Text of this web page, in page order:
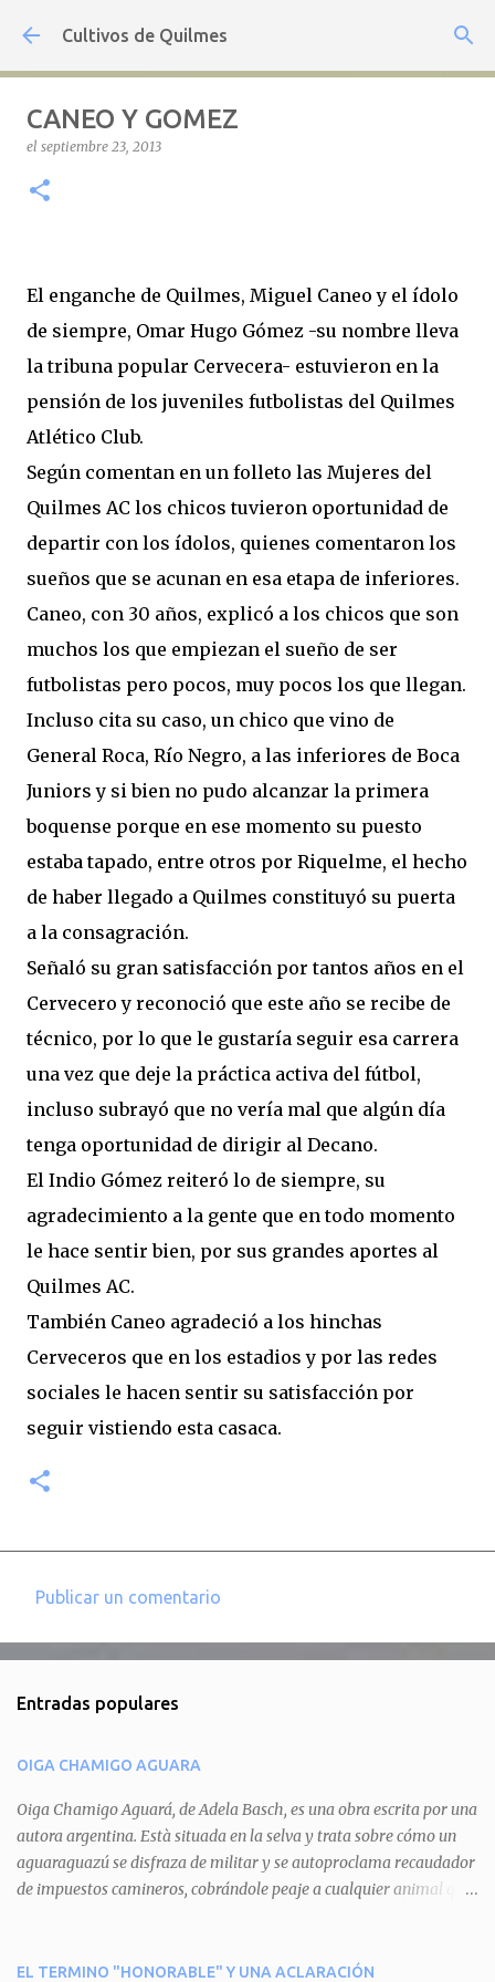
Ir al contenido principal
Cultivos de Quilmes
CANEO Y GOMEZ
el septiembre 23, 2013
El enganche de Quilmes, Miguel Caneo y el ídolo
de siempre, Omar Hugo Gómez -su nombre lleva
la tribuna popular Cervecera- estuvieron en la
pensión de los juveniles futbolistas del Quilmes
Atlético Club.
Según comentan en un folleto las Mujeres del
Quilmes AC los chicos tuvieron oportunidad de
departir con los ídolos, quienes comentaron los
sueños que se acunan en esa etapa de inferiores.
Caneo, con 30 años, explicó a los chicos que son
muchos los que empiezan el sueño de ser
futbolistas pero pocos, muy pocos los que llegan.
Incluso cita su caso, un chico que vino de
General Roca, Río Negro, a las inferiores de Boca
Juniors y si bien no pudo alcanzar la primera
boquense porque en ese momento su puesto
estaba tapado, entre otros por Riquelme, el hecho
de haber llegado a Quilmes constituyó su puerta
a la consagración.
Señaló su gran satisfacción por tantos años en el
Cervecero y reconoció que este año se recibe de
técnico, por lo que le gustaría seguir esa carrera
una vez que deje la práctica activa del fútbol,
incluso subrayó que no vería mal que algún día
tenga oportunidad de dirigir al Decano.
El Indio Gómez reiteró lo de siempre, su
agradecimiento a la gente que en todo momento
le hace sentir bien, por sus grandes aportes al
Quilmes AC.
También Caneo agradeció a los hinchas
Cerveceros que en los estadios y por las redes
sociales le hacen sentir su satisfacción por
seguir vistiendo esta casaca.
e
t
a
r
i
o
Publicar un comentario
Entradas populares
OIGA CHAMIGO AGUARA
Oiga Chamigo Aguará, de Adela Basch, es una obra escrita por una
autora argentina. Està situada en la selva y trata sobre cómo un
aguaraguazú se disfraza de militar y se autoproclama recaudador
de impuestos camineros, cobrándole peaje a cualquier animal que
aguará le provoca. De igual manera pasa con Tatú, el armadillo.
EL TERMINO "HONORABLE" Y UNA ACLARACIÓN